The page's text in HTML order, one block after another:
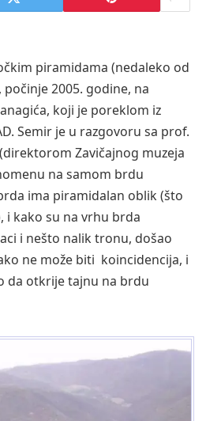
piramidama (nedaleko od
2005. godine, na
koji je poreklom iz
Semir je u razgovoru sa prof.
Zavičajnog muzeja
na samom brdu
ima piramidalan oblik (što
i kako su na vrhu brda
i nešto nalik tronu, došao
ne može biti koincidencija, i
da otkrije tajnu na brdu